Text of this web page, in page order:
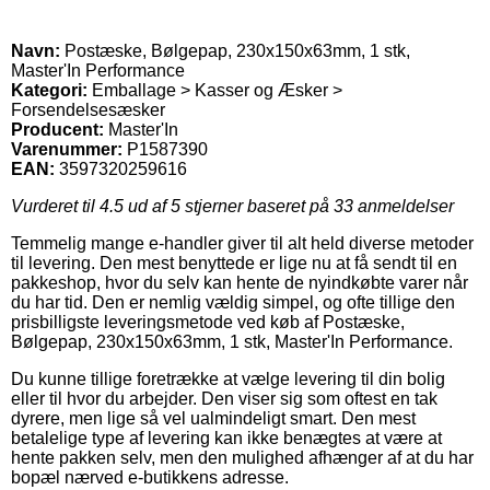
Navn: Postæske, Bølgepap, 230x150x63mm, 1 stk,
Master'In Performance
Kategori: Emballage > Kasser og Æsker >
Forsendelsesæsker
Producent: Master'In
Varenummer: P1587390
EAN: 3597320259616
Vurderet til 4.5 ud af 5 stjerner baseret på 33 anmeldelser
Temmelig mange e-handler giver til alt held diverse metoder
til levering. Den mest benyttede er lige nu at få sendt til en
pakkeshop, hvor du selv kan hente de nyindkøbte varer når
du har tid. Den er nemlig vældig simpel, og ofte tillige den
prisbilligste leveringsmetode ved køb af Postæske,
Bølgepap, 230x150x63mm, 1 stk, Master'In Performance.
Du kunne tillige foretrække at vælge levering til din bolig
eller til hvor du arbejder. Den viser sig som oftest en tak
dyrere, men lige så vel ualmindeligt smart. Den mest
betalelige type af levering kan ikke benægtes at være at
hente pakken selv, men den mulighed afhænger af at du har
bopæl nærved e-butikkens adresse.